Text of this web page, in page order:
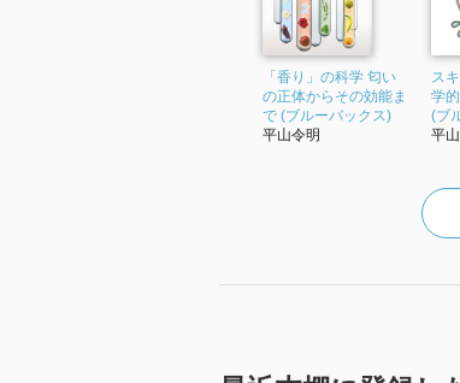
「香り」の科学 匂い
の正体からその効能ま
で (ブルーバックス)
平山令明
ス
学
(ブ
平